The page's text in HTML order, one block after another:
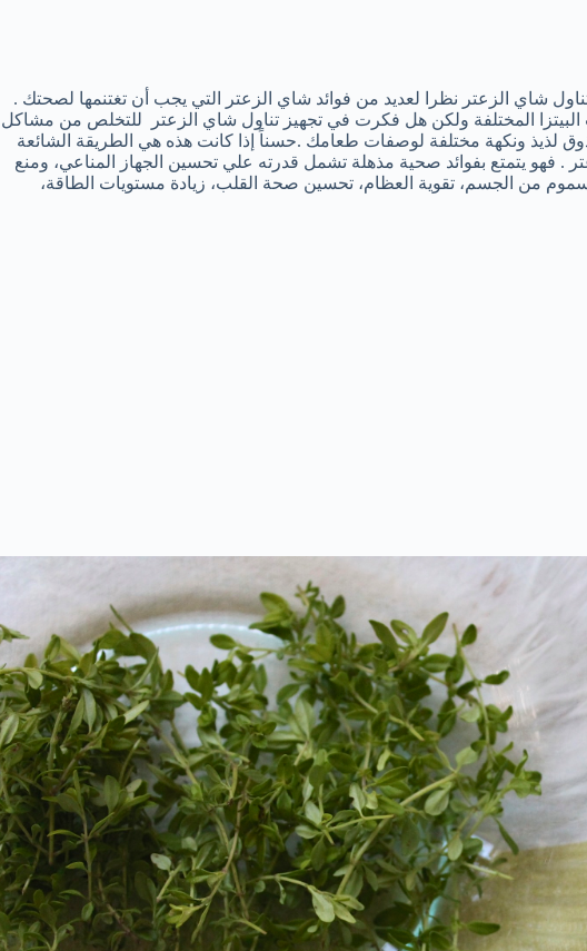
شاي الزعتر نظرا لعديد من فوائد شاي الزعتر التي يجب أن تغتنمها لصحتك .
البيتزا المختلفة ولكن هل فكرت في تجهيز تناول شاي الزعتر للتخلص من مشاكل
لذيذ ونكهة مختلفة لوصفات طعامك .حسناً إذا كانت هذه هي الطريقة الشائعة
فهو يتمتع بفوائد صحية مذهلة تشمل قدرته علي تحسين الجهاز المناعي، ومنع
من الجسم، تقوية العظام، تحسين صحة القلب، زيادة مستويات الطاقة،